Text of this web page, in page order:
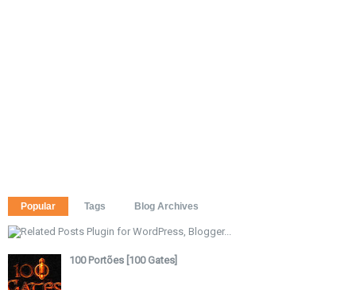
Popular Tags Blog Archives
100 Portões [100 Gates]